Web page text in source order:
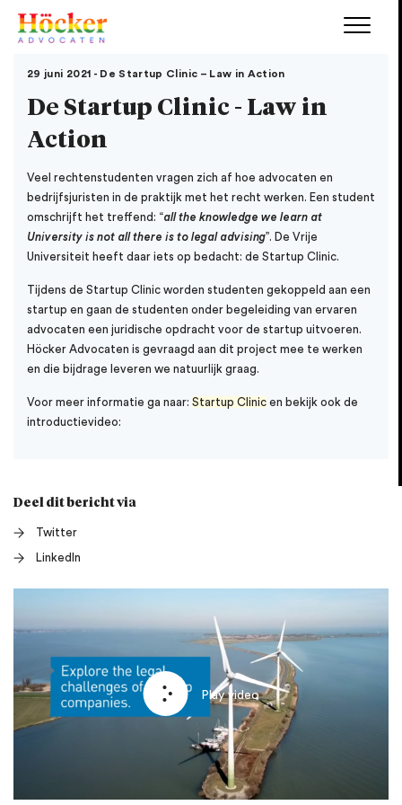
29 juni 2021 - De Startup Clinic – Law in Action
De Startup Clinic - Law in
Action
Veel rechtenstudenten vragen zich af hoe advocaten en
bedrijfsjuristen in de praktijk met het recht werken. Een student
omschrijft het treffend: “all the knowledge we learn at
University is not all there is to legal advising”. De Vrije
Universiteit heeft daar iets op bedacht: de Startup Clinic.
Tijdens de Startup Clinic worden studenten gekoppeld aan een
startup en gaan de studenten onder begeleiding van ervaren
advocaten een juridische opdracht voor de startup uitvoeren.
Höcker Advocaten is gevraagd aan dit project mee te werken
en die bijdrage leveren we natuurlijk graag.
Voor meer informatie ga naar: Startup Clinic en bekijk ook de
introductievideo:
Deel dit bericht via
Twitter
LinkedIn
Play video